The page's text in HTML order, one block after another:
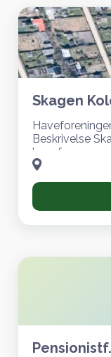
Skagen
Beskrivelse
havef